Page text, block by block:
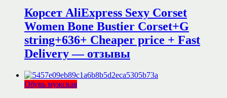
Корсет AliExpress Sexy Corset
Women Bone Bustier Corset+G
string+636+ Cheaper price + Fast
Delivery — отзывы
Обувь мужская